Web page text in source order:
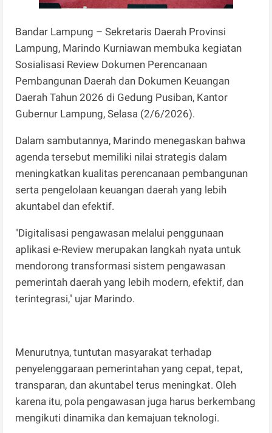
Bandar Lampung – Sekretaris Daerah Provinsi
Lampung, Marindo Kurniawan membuka kegiatan
Sosialisasi Review Dokumen Perencanaan
Pembangunan Daerah dan Dokumen Keuangan
Daerah Tahun 2026 di Gedung Pusiban, Kantor
Gubernur Lampung, Selasa (2/6/2026).
Dalam sambutannya, Marindo menegaskan bahwa
agenda tersebut memiliki nilai strategis dalam
meningkatkan kualitas perencanaan pembangunan
serta pengelolaan keuangan daerah yang lebih
akuntabel dan efektif.
"Digitalisasi pengawasan melalui penggunaan
aplikasi e-Review merupakan langkah nyata untuk
mendorong transformasi sistem pengawasan
pemerintah daerah yang lebih modern, efektif, dan
terintegrasi," ujar Marindo.
Menurutnya, tuntutan masyarakat terhadap
penyelenggaraan pemerintahan yang cepat, tepat,
transparan, dan akuntabel terus meningkat. Oleh
karena itu, pola pengawasan juga harus berkembang
mengikuti dinamika dan kemajuan teknologi.